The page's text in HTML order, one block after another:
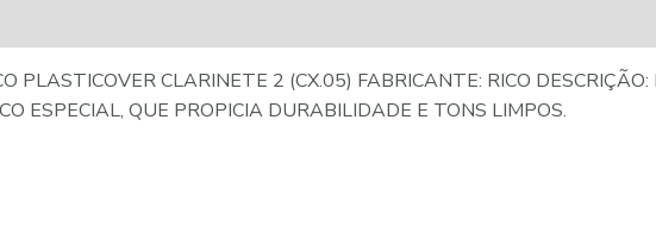
PLASTICOVER CLARINETE 2 (CX.05) FABRICANTE: RICO
ESPECIAL, QUE PROPICIA DURABILIDADE E TONS LIMPOS.